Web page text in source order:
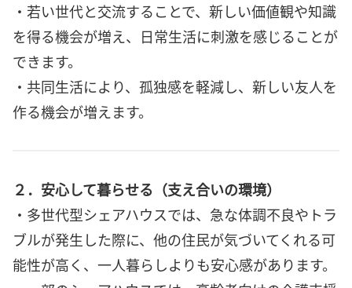
・若い世代と交流することで、新しい価値観や知識
を得る機会が増え、日常生活に刺激を感じることが
できます。
・共同生活により、孤独感を軽減し、新しい友人を
作る機会が増えます。
２．安心して暮らせる（支え合いの環境）
・多世代型シェアハウスでは、急な体調不良やトラ
ブルが発生した際に、他の住民が気づいてくれる可
能性が高く、一人暮らしよりも安心感があります。